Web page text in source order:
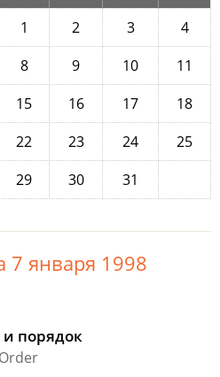
1
2 3
4
8 9 10
11
15 16 17
18
22 23 24
25
29 30 31
7 января 1998
и порядок